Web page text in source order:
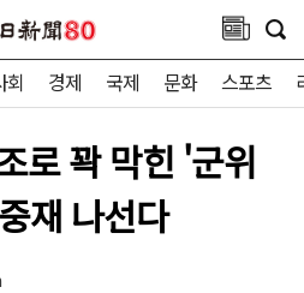
회 경제 국제 문화 스포츠
로 꽉 막힌 '군위
재 나선다